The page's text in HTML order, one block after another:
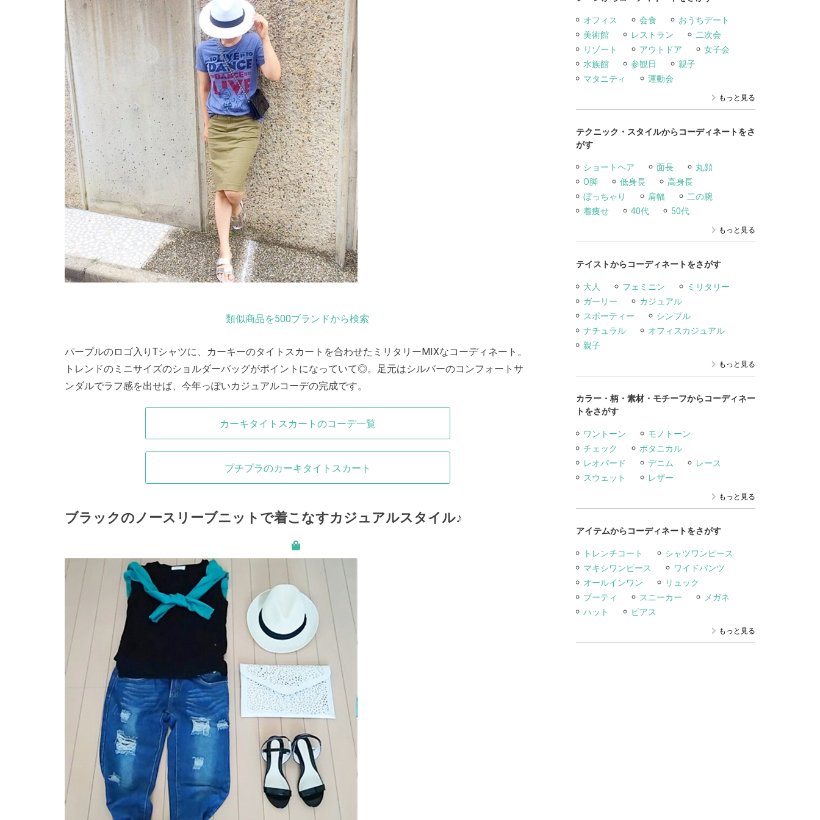
類似商品を500ブランドから検索
パープルのロゴ入りTシャツに、カーキーのタイトスカートを合わせたミリタリーMIXなコーディネート。
トレンドのミニサイズのショルダーバッグがポイントになっていて◎。足元はシルバーのコンフォートサ
ンダルでラフ感を出せば、今年っぽいカジュアルコーデの完成です。
カーキタイトスカートのコーデ一覧
プチプラのカーキタイトスカート
ブラックのノースリーブニットで着こなすカジュアルスタイル♪
オフィス 会食
おうちデート
美術館
レストラン
二次会
リゾート
アウトドア
女子会
水族館
参観日
親子
マタニティ
運動会
もっと見る
テクニック・スタイルからコーディネートをさ
がす
ショートヘア 面長
丸顔
O脚
低身長
高身長
ぼっちゃり
肩幅
二の腕
着痩せ
40代 50代
もっと見る
テイストからコーディネートをさがす
大人 フェミニン
ミリタリー
ガーリー
カジュアル
スポーティー
シンプル
ナチュラル
オフィスカジュアル
親子
もっと見る
カラー・柄・素材・モチーフからコーディネー
トをさがす
ワントーン
モノトーン
チェック
ボタニカル
レオパード
デニム
レース
スウェット
レザー
もっと見る
アイテムからコーディネートをさがす
トレンチコート
シャツワンピース
マキシワンピース
ワイドパンツ
オールインワン
リュック
ブーティ
スニーカー
メガネ
ハット
ピアス
もっと見る